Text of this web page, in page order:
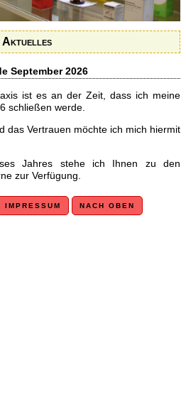
Aktuelles
September 2026
ist es an der Zeit, dass ich meine
schließen werde.
das Vertrauen möchte ich mich hiermit
Jahres stehe ich Ihnen zu den
zur Verfügung.
IMPRESSUM NACH OBEN